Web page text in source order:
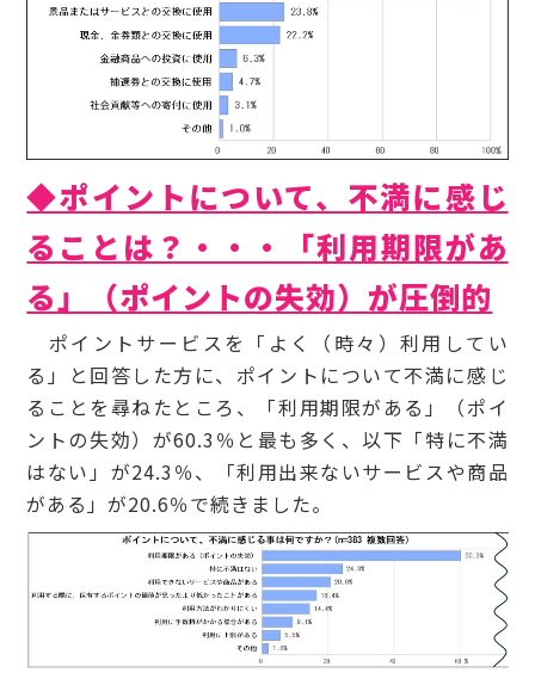
◆ポイントについて、不満に感じ
ることは？・・・「利用期限があ
る」（ポイントの失効）が圧倒的
ポイントサービスを「よく（時々）利用してい
る」と回答した方に、ポイントについて不満に感じ
ることを尋ねたところ、「利用期限がある」（ポイ
ントの失効）が60.3％と最も多く、以下「特に不満
はない」が24.3％、「利用出来ないサービスや商品
がある」が20.6％で続きました。